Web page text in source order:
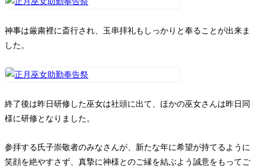
神事は厳粛裡に斎行され、玉串拝礼もしっかりと奉ることが出来ま
した。
終了後は昨日研修した巫女は社頭に出て、ほかの巫女さんは昨日同
様に研修となりました。
参拝する氏子崇敬者のみなさんが、新たな年に希望が持てるように
笑顔を絶やすさず、真摯に神様とのご縁を結ぶよう誠意をもってご